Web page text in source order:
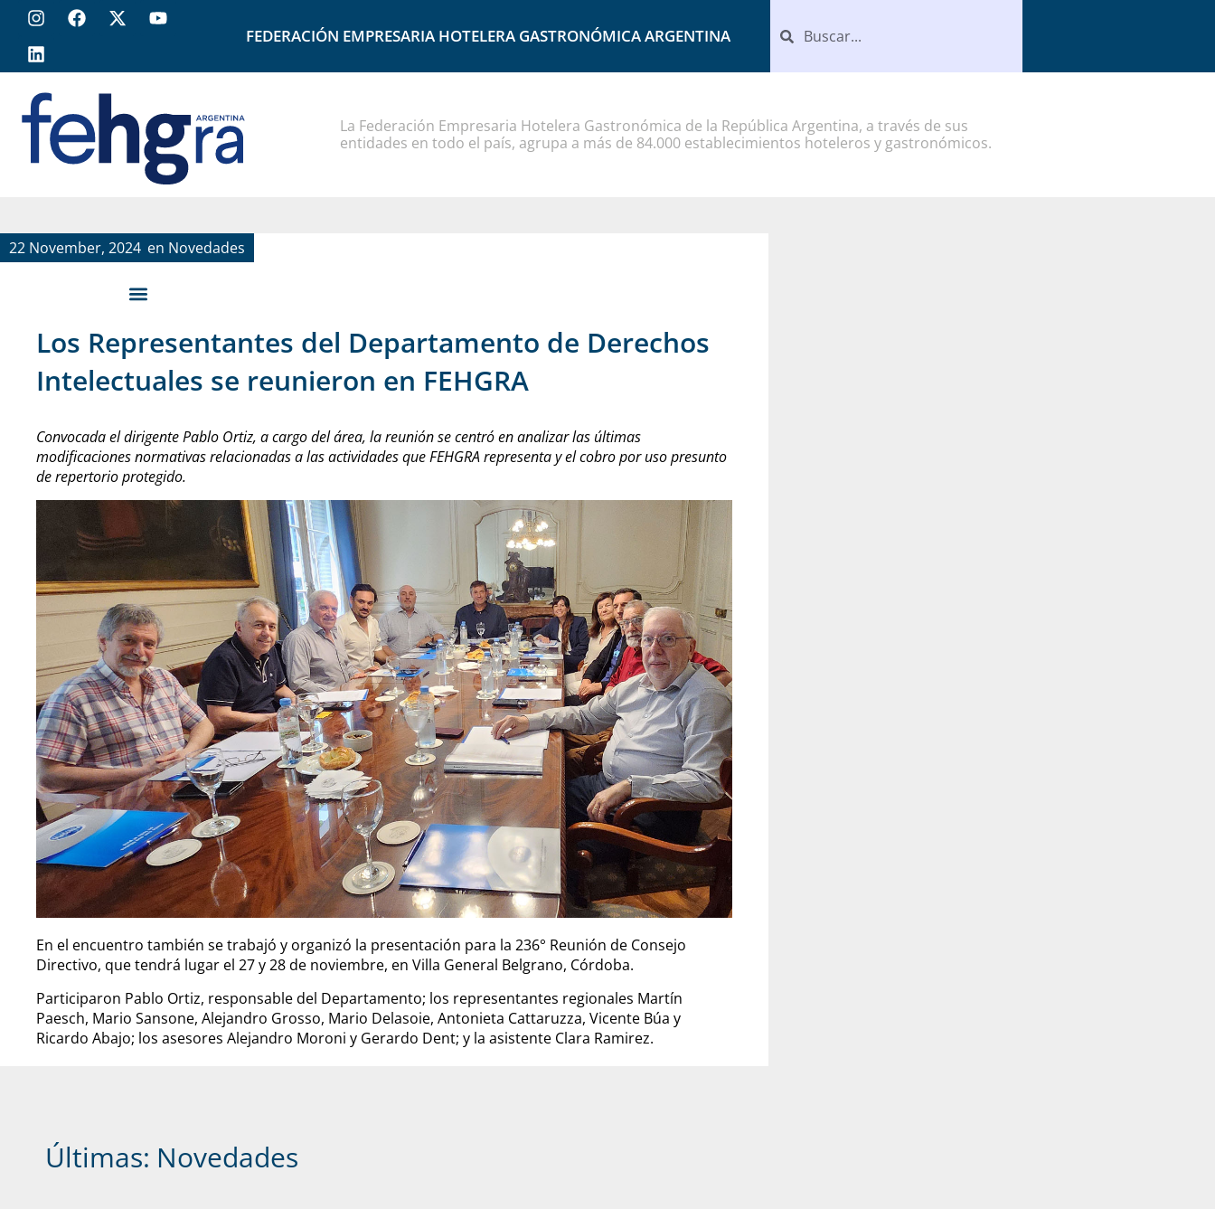
FEDERACIÓN EMPRESARIA HOTELERA GASTRONÓMICA ARGENTINA
La Federación Empresaria Hotelera Gastronómica de la República Argentina, a través de sus
entidades en todo el país, agrupa a más de 84.000 establecimientos hoteleros y gastronómicos.
22 November, 2024 en Novedades
Los Representantes del Departamento de Derechos
Intelectuales se reunieron en FEHGRA
Convocada el dirigente Pablo Ortiz, a cargo del área, la reunión se centró en analizar las últimas
modificaciones normativas relacionadas a las actividades que FEHGRA representa y el cobro por uso presunto
de repertorio protegido.
En el encuentro también se trabajó y organizó la presentación para la 236° Reunión de Consejo
Directivo, que tendrá lugar el 27 y 28 de noviembre, en Villa General Belgrano, Córdoba.
Participaron Pablo Ortiz, responsable del Departamento; los representantes regionales Martín
Paesch, Mario Sansone, Alejandro Grosso, Mario Delasoie, Antonieta Cattaruzza, Vicente Búa y
Ricardo Abajo; los asesores Alejandro Moroni y Gerardo Dent; y la asistente Clara Ramirez.
Últimas: Novedades